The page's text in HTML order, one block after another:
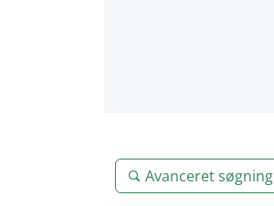
Avanceret søgning